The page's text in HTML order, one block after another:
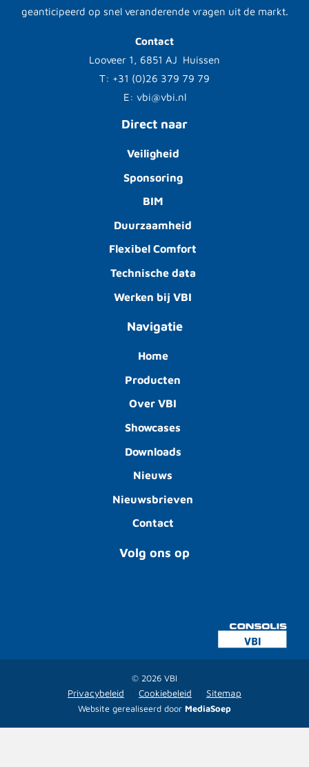
geanticipeerd op snel veranderende vragen uit de markt.
Contact
Looveer 1, 6851 AJ Huissen
T: +31 (0)26 379 79 79
E: vbi@vbi.nl
Direct naar
Veiligheid
Sponsoring
BIM
Duurzaamheid
Flexibel Comfort
Technische data
Werken bij VBI
Navigatie
Home
Producten
Over VBI
Showcases
Downloads
Nieuws
Nieuwsbrieven
Contact
Volg ons op
© 2026 VBI
Privacybeleid Cookiebeleid Sitemap
Website gerealiseerd door MediaSoep